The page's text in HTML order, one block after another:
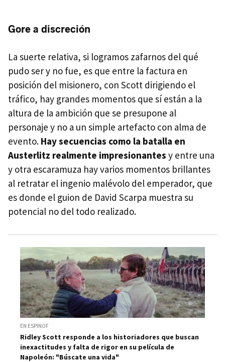
Gore a discreción
La suerte relativa, si logramos zafarnos del qué
pudo ser y no fue, es que entre la factura en
posición del misionero, con Scott dirigiendo el
tráfico, hay grandes momentos que sí están a la
altura de la ambición que se presupone al
personaje y no a un simple artefacto con alma de
evento. Hay secuencias como la batalla en
Austerlitz realmente impresionantes y entre una
y otra escaramuza hay varios momentos brillantes
al retratar el ingenio malévolo del emperador, que
es donde el guion de David Scarpa muestra su
potencial no del todo realizado.
EN ESPINOF
Ridley Scott responde a los historiadores que buscan
inexactitudes y falta de rigor en su película de
Napoleón: "Búscate una vida"